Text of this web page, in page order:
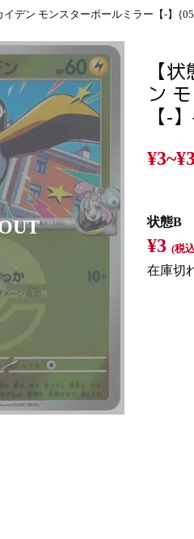
イデン モンスターボールミラー【-】
【
ン
【-
¥3~
状態B
¥3(税
在庫切